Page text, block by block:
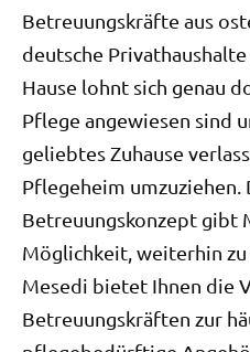
Betreuungskräfte aus
deutsche
Hause lohnt sich genau
Pflege angewiesen sind
geliebtes Zuhause
Pflegeheim umzuziehen.
Betreuungskonzept gibt
Möglichkeit, weiterhin zu
Mesedi bietet Ihnen die
Betreuungskräften zur